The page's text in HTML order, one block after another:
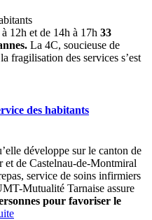
12h et de 14h à 17h 33
La 4C, soucieuse de
fragilisation des services s’est
des habitants
développe sur le canton de
et de Castelnau-de-Montmiral
service de soins infirmiers
Mutualité Tarnaise assure
pour favoriser le